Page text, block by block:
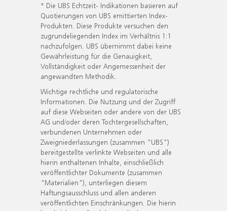
* Die UBS Echtzeit- Indikationen basieren auf
Quotierungen von UBS emittierten Index-
Produkten. Diese Produkte versuchen den
zugrundeliegenden Index im Verhältnis 1:1
nachzufolgen. UBS übernimmt dabei keine
Gewährleistung für die Genauigkeit,
Vollständigkeit oder Angemessenheit der
angewandten Methodik.
Wichtige rechtliche und regulatorische
Informationen. Die Nutzung und der Zugriff
auf diese Webseiten oder andere von der UBS
AG und/oder deren Tochtergesellschaften,
verbundenen Unternehmen oder
Zweigniederlassungen (zusammen "UBS")
bereitgestellte verlinkte Webseiten und alle
hierin enthaltenen Inhalte, einschließlich
veröffentlichter Dokumente (zusammen
"Materialien"), unterliegen diesem
Haftungsausschluss und allen anderen
veröffentlichten Einschränkungen. Die hierin